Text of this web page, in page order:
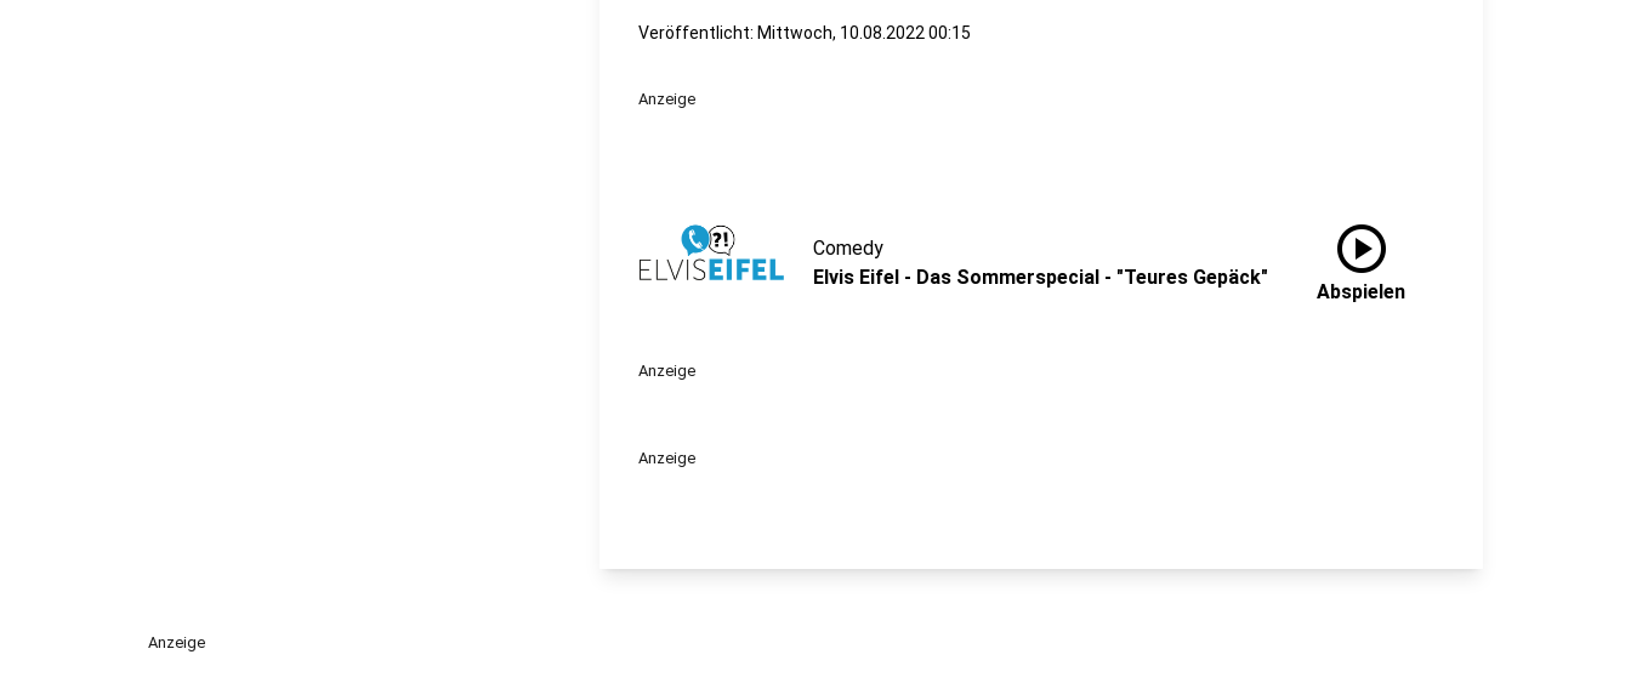
Veröffentlicht: Mittwoch, 10.08.2022 00:15
Anzeige
Comedy
Elvis Eifel - Das Sommerspecial - "Teures Gepäck"
play_circle
Abspielen
Anzeige
Anzeige
Anzeige